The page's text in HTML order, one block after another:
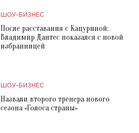
ШОУ-БИЗНЕС
После расставания с Кацуриной:
Владимир Дантес показался с новой
избранницей
ШОУ-БИЗНЕС
Назвали второго тренера нового
сезона «Голоса страны»